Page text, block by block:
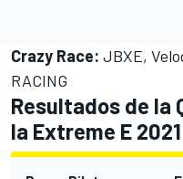
Crazy Race: JBXE,
RACING
Resultados de la
la Extreme E 2021